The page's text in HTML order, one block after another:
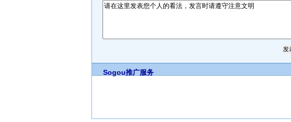
Sogou推广服务